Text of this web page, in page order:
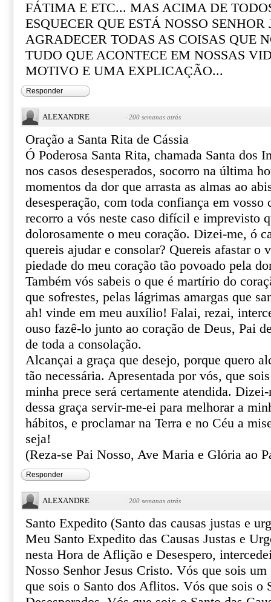
FÁTIMA E ETC... MAS ACIMA DE
ESQUECER QUE ESTÁ NOSSO SENHOR
AGRADECER TODAS AS COISAS QUE
TUDO QUE ACONTECE EM NOSSAS
MOTIVO E UMA EXPLICAÇÃO...
Responder
ALEXANDRE · 200 semanas atrás
Oração a Santa Rita de Cássia
Ó Poderosa Santa Rita, chamada Santa dos
nos casos desesperados, socorro na última
momentos da dor que arrasta as almas ao
desesperação, com toda confiança em vosso
recorro a vós neste caso difícil e imprevisto
dolorosamente o meu coração. Dizei-me, ó
quereis ajudar e consolar? Quereis afastar o
piedade do meu coração tão povoado pela
Também vós sabeis o que é martírio do
que sofrestes, pelas lágrimas amargas que
ah! vinde em meu auxílio! Falai, rezai,
ouso fazê-lo junto ao coração de Deus, Pai
de toda a consolação.
Alcançai a graça que desejo, porque quero
tão necessária. Apresentada por vós, que
minha prece será certamente atendida.
dessa graça servir-me-ei para melhorar a
hábitos, e proclamar na Terra e no Céu a
seja!
(Reza-se Pai Nosso, Ave Maria e Glória ao
Responder
ALEXANDRE · 200 semanas atrás
Santo Expedito (Santo das causas justas e
Meu Santo Expedito das Causas Justas e
nesta Hora de Aflição e Desespero,
Nosso Senhor Jesus Cristo. Vós que sois
que sois o Santo dos Aflitos. Vós que sois o